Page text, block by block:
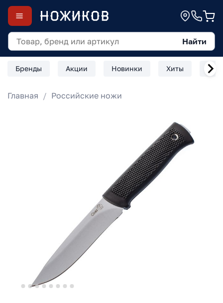
Найти
Бренды Акции Новинки Хиты
Главная Российские ножи